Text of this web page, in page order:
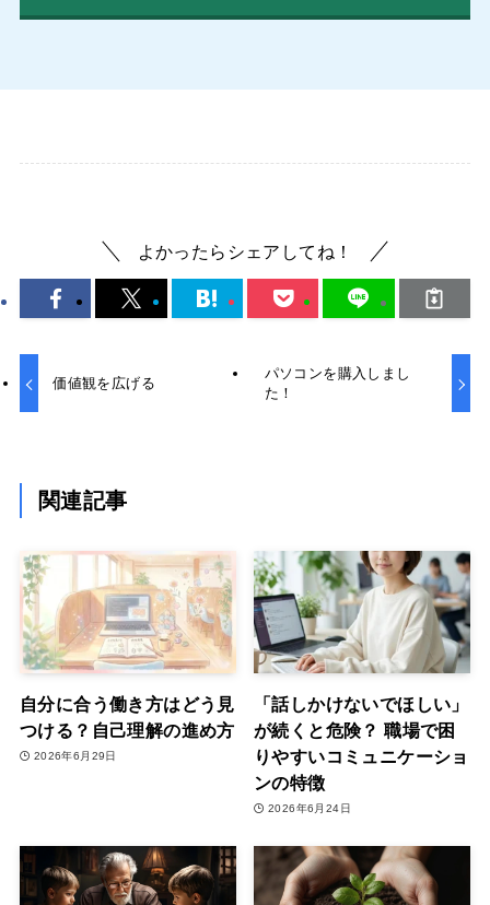
よかったらシェアしてね！
価値観を広げる
パソコンを購入しまし
た！
関連記事
自分に合う働き方はどう見
つける？自己理解の進め方
2026年6月29日
「話しかけないでほしい」
が続くと危険？ 職場で困
りやすいコミュニケーショ
ンの特徴
2026年6月24日